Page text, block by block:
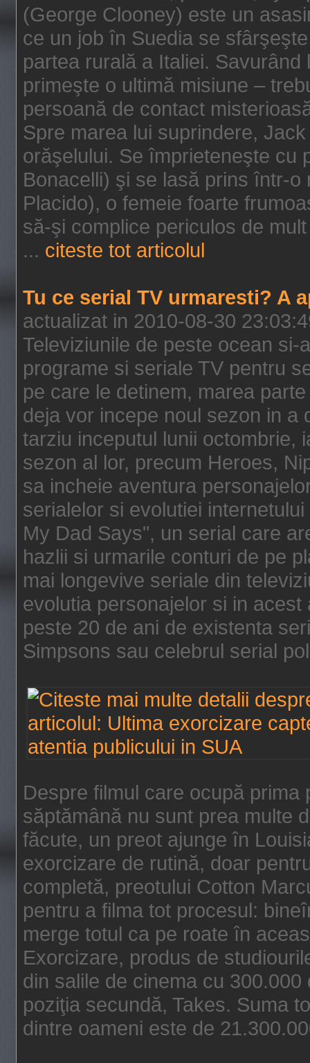
(George Clooney) este un
ce un job în Suedia se
partea rurală a Italiei.
primeşte o ultimă misiune –
persoană de contact
Spre marea lui suprindere,
orăşelului. Se împrieteneşte cu
Bonacelli) şi se lasă prins într-
Placido), o femeie foarte
să-şi complice periculos de
... citeste tot articolul
Tu ce serial TV urmaresti? A
actualizat in 2010-08-30
Televiziunile de peste ocean si-
programe si seriale TV pentru
pe care le detinem, marea
deja vor incepe noul sezon in a
tarziu inceputul lunii octombrie,
sezon al lor, precum Heroes,
sa incheie aventura
serialelor si evolutiei
My Dad Says", un serial care
hazlii si urmarile conturi de pe
mai longevive seriale din
evolutia personajelor si in
peste 20 de ani de existenta
Simpsons sau celebrul serial
Despre filmul care ocupă
săptămână nu sunt prea multe
făcute, un preot ajunge în
exorcizare de rutină, doar
completă, preotului Cotton
pentru a filma tot procesul:
merge totul ca pe roate în
Exorcizare, produs de
din salile de cinema cu
poziţia secundă, Takes. Suma
dintre oameni este de